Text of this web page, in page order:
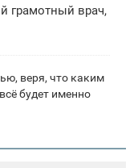
грамотный врач,
веря, что каким
будет именно